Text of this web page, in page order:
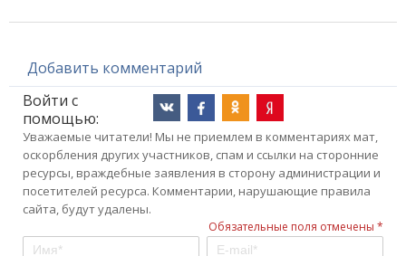
Добавить комментарий
Войти с
помощью:
Уважаемые читатели! Мы не приемлем в комментариях мат,
оскорбления других участников, спам и ссылки на сторонние
ресурсы, враждебные заявления в сторону администрации и
посетителей ресурса. Комментарии, нарушающие правила
сайта, будут удалены.
Обязательные поля отмечены *